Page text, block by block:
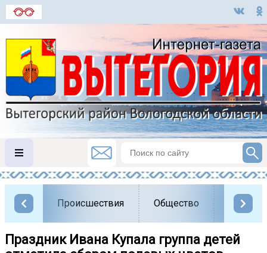
Происшествия Общество Власть
Праздник Ивана Купала группа детей